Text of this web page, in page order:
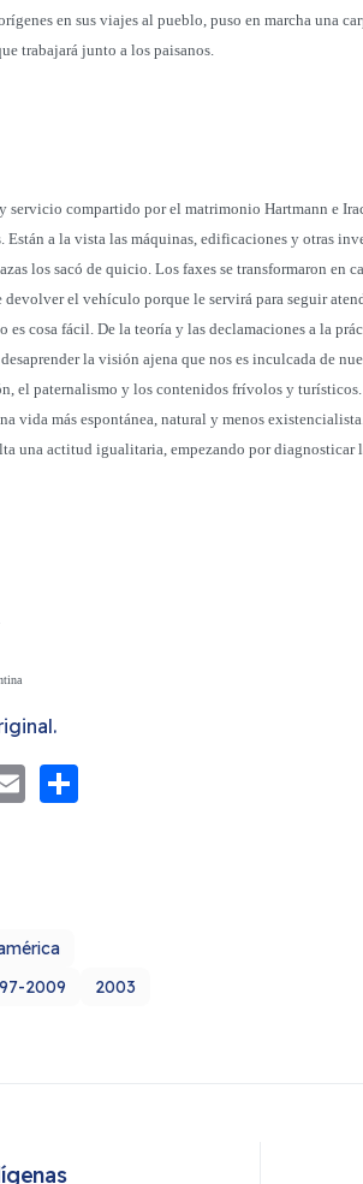
en sus viajes al pueblo, puso en marcha una
trabajará junto a los paisanos.
servicio compartido por el matrimonio Hartmann e
a la vista las máquinas, edificaciones y otras
los sacó de quicio. Los faxes se transformaron en
devolver el vehículo porque le servirá para seguir
es cosa fácil. De la teoría y las declamaciones a la
la visión ajena que nos es inculcada de
el paternalismo y los contenidos frívolos y turísticos.
vida más espontánea, natural y menos
una actitud igualitaria, empezando por diagnosticar
Email
2009
2003